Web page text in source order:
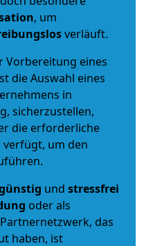
, um
verläuft.
Vorbereitung eines
die Auswahl eines
in
sicherzustellen,
die erforderliche
um den
und stressfrei
oder als
das
haben, ist